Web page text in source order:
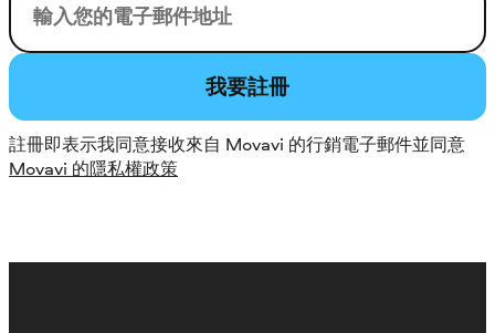
您的電子郵件
我要註冊
註冊即表示我同意接收來自 Movavi 的行銷電子郵件並同意
Movavi 的隱私權政策